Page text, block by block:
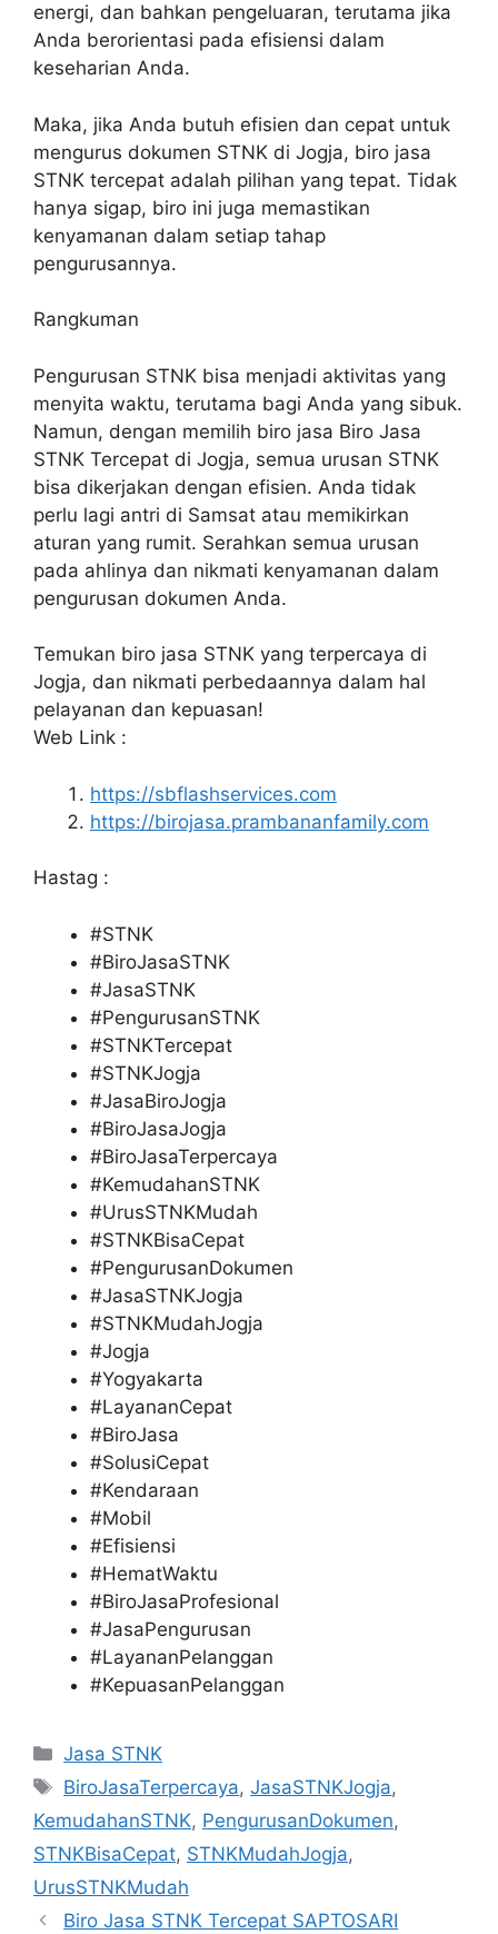
energi, dan bahkan pengeluaran, terutama jika
Anda berorientasi pada efisiensi dalam
keseharian Anda.
Maka, jika Anda butuh efisien dan cepat untuk
mengurus dokumen STNK di Jogja, biro jasa
STNK tercepat adalah pilihan yang tepat. Tidak
hanya sigap, biro ini juga memastikan
kenyamanan dalam setiap tahap
pengurusannya.
Rangkuman
Pengurusan STNK bisa menjadi aktivitas yang
menyita waktu, terutama bagi Anda yang sibuk.
Namun, dengan memilih biro jasa Biro Jasa
STNK Tercepat di Jogja, semua urusan STNK
bisa dikerjakan dengan efisien. Anda tidak
perlu lagi antri di Samsat atau memikirkan
aturan yang rumit. Serahkan semua urusan
pada ahlinya dan nikmati kenyamanan dalam
pengurusan dokumen Anda.
Temukan biro jasa STNK yang terpercaya di
Jogja, dan nikmati perbedaannya dalam hal
pelayanan dan kepuasan!
Web Link :
https://sbflashservices.com
https://birojasa.prambananfamily.com
Hastag :
#STNK
#BiroJasaSTNK
#JasaSTNK
#PengurusanSTNK
#STNKTercepat
#STNKJogja
#JasaBiroJogja
#BiroJasaJogja
#BiroJasaTerpercaya
#KemudahanSTNK
#UrusSTNKMudah
#STNKBisaCepat
#PengurusanDokumen
#JasaSTNKJogja
#STNKMudahJogja
#Jogja
#Yogyakarta
#LayananCepat
#BiroJasa
#SolusiCepat
#Kendaraan
#Mobil
#Efisiensi
#HematWaktu
#BiroJasaProfesional
#JasaPengurusan
#LayananPelanggan
#KepuasanPelanggan
Categories
Jasa STNK
Tags
BiroJasaTerpercaya,JasaSTNKJogja,
KemudahanSTNK, PengurusanDokumen,
STNKBisaCepat, STNKMudahJogja,
UrusSTNKMudah
Biro Jasa STNK Tercepat SAPTOSARI